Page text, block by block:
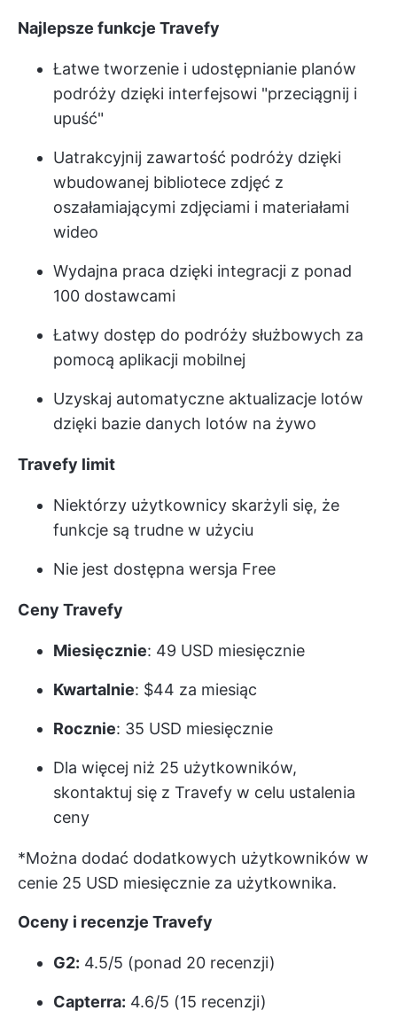
Najlepsze funkcje Travefy
Łatwe tworzenie i udostępnianie planów
podróży dzięki interfejsowi "przeciągnij i
upuść"
Uatrakcyjnij zawartość podróży dzięki
wbudowanej bibliotece zdjęć z
oszałamiającymi zdjęciami i materiałami
wideo
Wydajna praca dzięki integracji z ponad
100 dostawcami
Łatwy dostęp do podróży służbowych za
pomocą aplikacji mobilnej
Uzyskaj automatyczne aktualizacje lotów
dzięki bazie danych lotów na żywo
Travefy limit
Niektórzy użytkownicy skarżyli się, że
funkcje są trudne w użyciu
Nie jest dostępna wersja Free
Ceny Travefy
Miesięcznie: 49 USD miesięcznie
Kwartalnie: $44 za miesiąc
Rocznie: 35 USD miesięcznie
Dla więcej niż 25 użytkowników,
skontaktuj się z Travefy w celu ustalenia
ceny
*Można dodać dodatkowych użytkowników w
cenie 25 USD miesięcznie za użytkownika.
Oceny i recenzje Travefy
G2: 4.5/5 (ponad 20 recenzji)
Capterra: 4.6/5 (15 recenzji)